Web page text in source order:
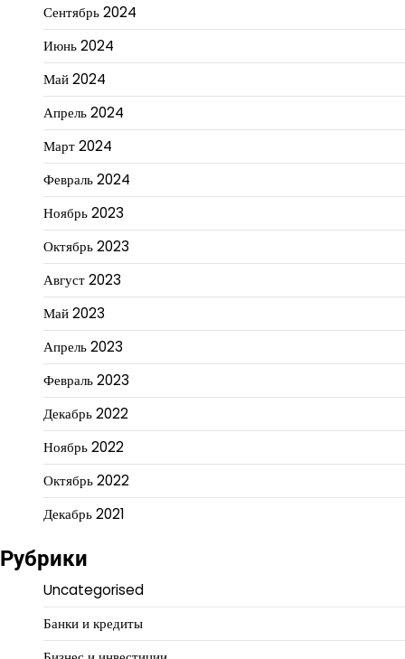
Сентябрь 2024
Июнь 2024
Май 2024
Апрель 2024
Март 2024
Февраль 2024
Ноябрь 2023
Октябрь 2023
Август 2023
Май 2023
Апрель 2023
Февраль 2023
Декабрь 2022
Ноябрь 2022
Октябрь 2022
Декабрь 2021
Рубрики
Uncategorised
Банки и кредиты